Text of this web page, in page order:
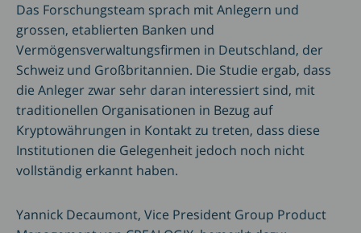
Das Forschungsteam sprach mit Anlegern und
grossen, etablierten Banken und
Vermögensverwaltungsfirmen in Deutschland, der
Schweiz und Großbritannien. Die Studie ergab, dass
die Anleger zwar sehr daran interessiert sind, mit
traditionellen Organisationen in Bezug auf
Kryptowährungen in Kontakt zu treten, dass diese
Institutionen die Gelegenheit jedoch noch nicht
vollständig erkannt haben.
Yannick Decaumont, Vice President Group Product